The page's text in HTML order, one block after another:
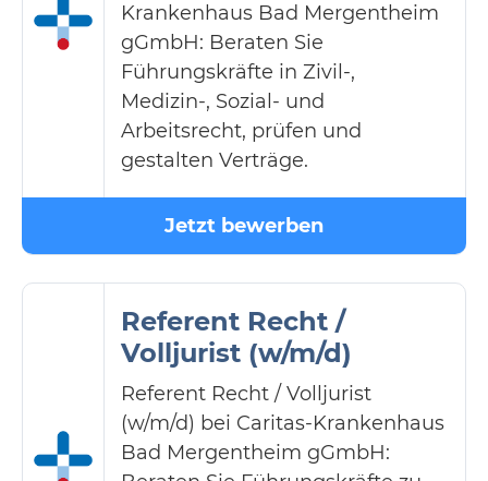
Krankenhaus Bad Mergentheim
gGmbH: Beraten Sie
Führungskräfte in Zivil-,
Medizin-, Sozial- und
Arbeitsrecht, prüfen und
gestalten Verträge.
Jetzt bewerben
Referent Recht /
Volljurist (w/m/d)
Referent Recht / Volljurist
(w/m/d) bei Caritas-Krankenhaus
Bad Mergentheim gGmbH: